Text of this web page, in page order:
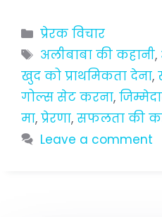
Categories
प्रेरक विचार
Tags
अलीबाबा की कहानी,
खुद को प्राथमिकता देना,
गोल्स सेट करना,
मा, प्रेरणा, सफलता की
Leave a comment